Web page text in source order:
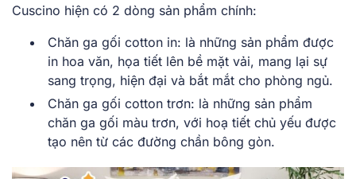
Cusci͏no hiện có 2 dòng sản phẩm chính:
Chăn ga gối cotton in: là những sản phẩm được
in hoa văn, họa tiết lên bề mặt vải, mang lại sự
sang trọng, hiện đại và bắt mắt cho phòng ngủ.
Chăn ga gối cotton trơn: là những sản phẩm
chăn ga gối màu trơn, với hoạ tiết chủ yếu được
tạo nên từ các đường chần bông gòn.